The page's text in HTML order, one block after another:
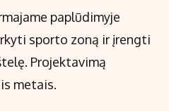
paplūdimyje
sporto zoną ir įrengti
Projektavimą
metais.